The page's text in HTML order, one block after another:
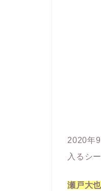
2020年
入るシ
瀬戸大